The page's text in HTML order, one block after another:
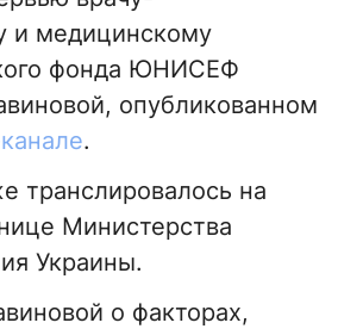
и медицинскому
фонда ЮНИСЕФ
опубликованном
.
транслировалось на
Министерства
Украины.
о факторах,